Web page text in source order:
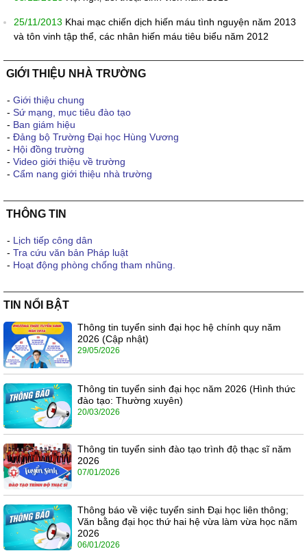
25/11/2013 Khai mạc chiến dịch hiến máu tình nguyện năm 2013
và tôn vinh tập thể, các nhân hiến máu tiêu biểu năm 2012
GIỚI THIỆU NHÀ TRƯỜNG
- Giới thiệu chung
- Sứ mạng, mục tiêu đào tạo
- Ban giám hiệu
- Đảng bộ Trường Đại học Hùng Vương
- Hội đồng trường
- Video giới thiệu về trường
- Cẩm nang giới thiệu nhà trường
THÔNG TIN
- Lịch tiếp công dân
- Tra cứu văn bản Pháp luật
- Hoạt động phòng chống tham nhũng.
TIN NỔI BẬT
Thông tin tuyển sinh đại học hệ chính quy năm
2026 (Cập nhật)
29/05/2026
Thông tin tuyển sinh đại học năm 2026 (Hình thức
đào tạo: Thường xuyên)
20/03/2026
Thông tin tuyển sinh đào tạo trình độ thạc sĩ năm
2026
07/01/2026
Thông báo về việc tuyển sinh Đại học liên thông;
Văn bằng đại học thứ hai hệ vừa làm vừa học năm
2026
06/01/2026